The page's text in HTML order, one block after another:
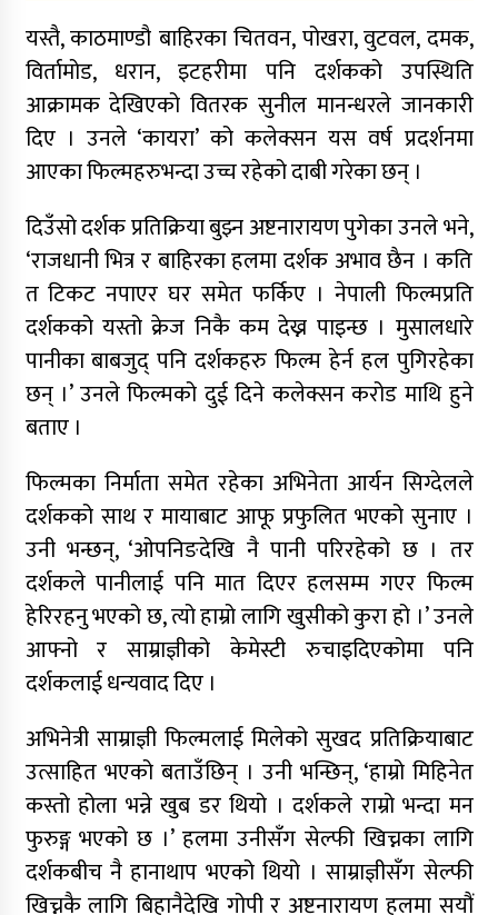
यस्तै, काठमाण्डौ बाहिरका चितवन, पोखरा, वुटवल, दमक,
विर्तामोड, धरान, इटहरीमा पनि दर्शकको उपस्थिति
आक्रामक देखिएको वितरक सुनील मानन्धरले जानकारी
दिए । उनले ‘कायरा’ को कलेक्सन यस वर्ष प्रदर्शनमा
आएका फिल्महरुभन्दा उच्च रहेको दाबी गरेका छन् ।
दिउँसो दर्शक प्रतिक्रिया बुझ्न अष्टनारायण पुगेका उनले भने,
‘राजधानी भित्र र बाहिरका हलमा दर्शक अभाव छैन । कति
त टिकट नपाएर घर समेत फर्किए । नेपाली फिल्मप्रति
दर्शकको यस्तो क्रेज निकै कम देख्न पाइन्छ । मुसालधारे
पानीका बाबजुद् पनि दर्शकहरु फिल्म हेर्न हल पुगिरहेका
छन् ।’ उनले फिल्मको दुई दिने कलेक्सन करोड माथि हुने
बताए ।
फिल्मका निर्माता समेत रहेका अभिनेता आर्यन सिग्देलले
दर्शकको साथ र मायाबाट आफू प्रफुलित भएको सुनाए ।
उनी भन्छन्, ‘ओपनिङदेखि नै पानी परिरहेको छ । तर
दर्शकले पानीलाई पनि मात दिएर हलसम्म गएर फिल्म
हेरिरहनु भएको छ, त्यो हाम्रो लागि खुसीको कुरा हो ।’ उनले
आफ्नो र साम्राज्ञीको केमेस्टी रुचाइदिएकोमा पनि
दर्शकलाई धन्यवाद दिए ।
अभिनेत्री साम्राज्ञी फिल्मलाई मिलेको सुखद प्रतिक्रियाबाट
उत्साहित भएको बताउँछिन् । उनी भन्छिन्, ‘हाम्रो मिहिनेत
कस्तो होला भन्ने खुब डर थियो । दर्शकले राम्रो भन्दा मन
फुरुङ्ग भएको छ ।’ हलमा उनीसँग सेल्फी खिच्नका लागि
दर्शकबीच नै हानाथाप भएको थियो । साम्राज्ञीसँग सेल्फी
खिच्नकै लागि बिहानैदेखि गोपी र अष्टनारायण हलमा सयौं